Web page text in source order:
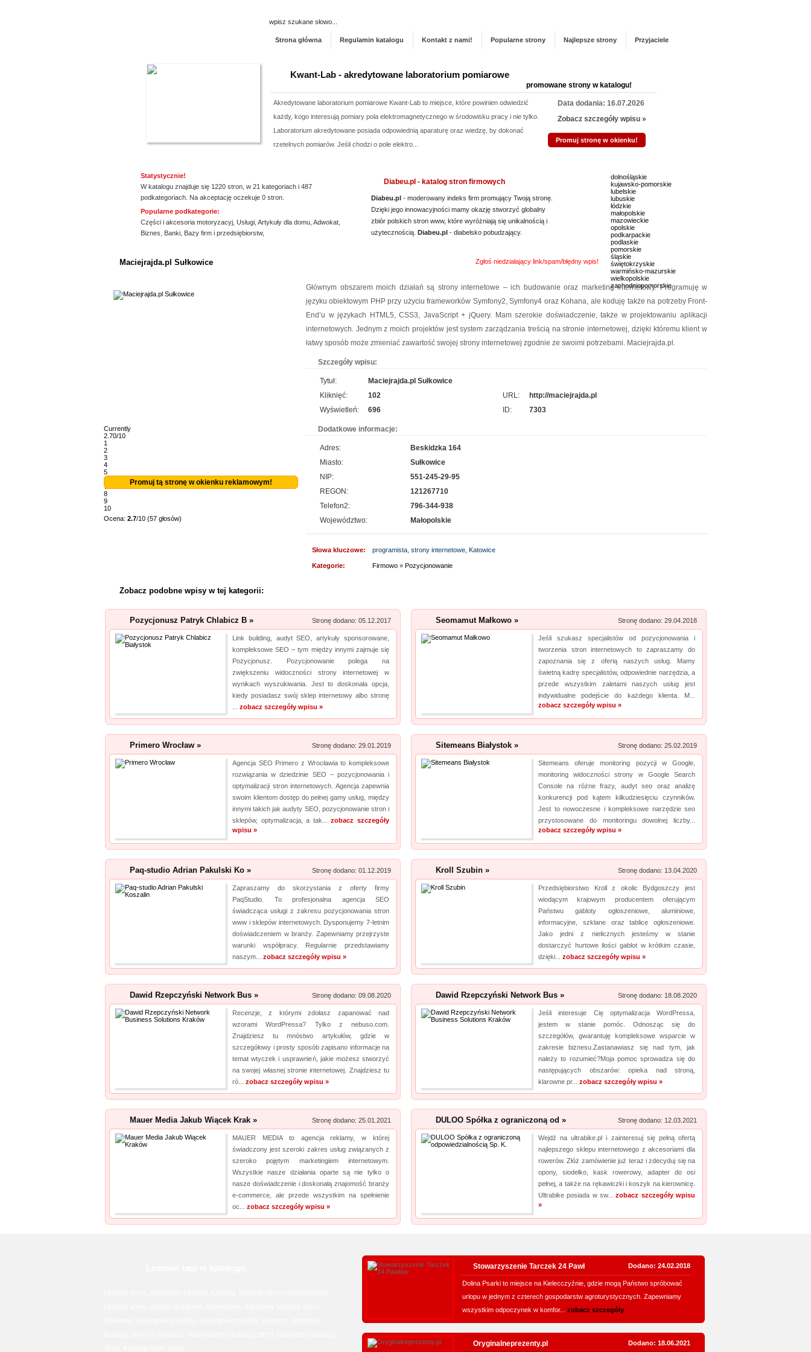
Strona główna Regulamin katalogu Kontakt z nami! Popularne strony Najlepsze strony Przyjaciele
Kwant-Lab - akredytowane laboratorium pomiarowe
promowane strony w katalogu!
Akredytowane laboratorium pomiarowe Kwant-Lab to miejsce, które powinien odwiedzić
każdy, kogo interesują pomiary pola elektromagnetycznego w środowisku pracy i nie tylko.
Laboratorium akredytowane posiada odpowiednią aparaturę oraz wiedzę, by dokonać
rzetelnych pomiarów. Jeśli chodzi o pole elektro...
Data dodania: 16.07.2026
Zobacz szczegóły wpisu »
Promuj stronę w okienku!
Sklep lema24. pl funkcjonuje jako sklep detaliczny oraz hurtownia sukienek i innych
rodzajów odzieży. Oferta jest nieustannie poszerzana o nowe modele. Jest to zarówno
odzież damska xxl, jak i rozmiary mniejsze. Każda kobieta znajdzie dla siebie eleganckie
sukienki xxl, jak i wygodny komplet dresowy...
Data dodania: 22.07.2026
Zobacz szczegóły wpisu »
Promuj stronę w okienku!
promowane strony w katalogu!
Prowadzony przez nas sklep metalowy Łódź wyróżnia się obszerną listą produktów,
przydatnych tak samo w domu, jak i na zewnątrz. Nasza propozycja obejmuje m. in.
wytrzymałe wkręty Łódź oraz oryginalnie wyglądające met...
Data dodania: 16.07.2026
Zobacz szczegóły wpisu »
Promuj stronę w okienku!
Producent opakowań foliowych promowane strony w katalogu!
Szukasz godnego zaufania dostawcy akcesoriów do pakowania? jak najszybciej przejrzyj
Promuj stronę w okienku!
Szpital Specjalista
Szpital Specjalista, to placówka na najwyższym poziomie. Działają tam zarówno poradnie,
jak i oddział szpitalny. Wykonuje się tam usuwanie prostaty laserem, a także laserowe
usuwanie kamieni nerkowych. Jak więc widać, operacja laserowa jest powszechna. Daje
to pacjentom możliwość szybkiego powrotu d...
Aermec serwis urządzeń
Jesteśmy firmą oferującą innowacyjne urządzenia dla systemów chłodzenia. Obsługujemy
też serwis urządzeń Climaveneta i innych marek. Reprezentujący nas pracownicy to
wykwalifikowani fachowcy, posiadający wszystkie istotne informacje na temat urządzeń
Data dodania: 07.07.2026
Szukasz przykuwających uwagę gadżetów promocyjnych, typu podkładka pod mysz?
Niezwłocznie zapoznaj się z naszą ofertą. Wytwarzamy podkładki pod myszki dla graczy,
a jeżeli tym czego szukasz jest kalendarz podkładka pod mysz, również ją u nas
znajdziesz. Nasze artykuły zrobione są z najlepszej jakośc...
Data dodania: 03.07.2026
Zobacz szczegóły wpisu »
Promuj stronę w okienku!
Archiwizacja dokumentacji medycznej promowane strony w katalogu!
Oferujemy zgłaszającym się do nas zleceniodawcom kompleksowe usługi archiwizacyjne.
Dzięki nam Twoje biuro zyska więcej wolnego miejsca. Archiwizacja dokumentów
księgowych to nasza specjalność, a ochrona poufnych informacji jest naszym kluczowym
wyzwaniem. Podejmiemy się również zadania, jakim jest ...
Data dodania: 20.07.2026
Zobacz szczegóły wpisu »
Promuj stronę w okienku!
HYDRO-PLAN Maków Mazowiecki promowane strony w katalogu!
Niedopełnienie uzyskania tego pozwolenia może wywołać poważne skutki prawne. Firma
Hydro-Plan pomaga takowe uzyskać, przygotowując operaty wodnoprawne. Są one
Data dodania: 29.06.2026
Zobacz szczegóły wpisu »
Promuj stronę w okienku!
Rehabilitacja niemowląt Bielsko Biała promowane strony w katalogu!
Mikropolaryzacja mózgu, to jedna z terapii, która pozwala osiągać efekty w walce o powrót
do pełnej sprawności dziecka. Mikropolaryzacja jest bezbolesna i nieinwazyjna. Wykonuje
ją Ośrodek Intensywnej Rehabilitacji Dzieci Michałkowo. Oczywiście poza tym
wdrażanych jest wiele innych terapii dopasowan...
Data dodania: 13.07.2026
Zobacz szczegóły wpisu »
Promuj stronę w okienku!
dolnośląskie
kujawsko-pomorskie
lubelskie
lubuskie
łódzkie
małopolskie
mazowieckie
opolskie
podkarpackie
podlaskie
pomorskie
śląskie
świętokrzyskie
warmińsko-mazurskie
wielkopolskie
zachodniopomorskie
Diabeu.pl - katalog stron firmowych
Diabeu.pl - moderowany indeks firm promujący Twoją stronę.
Dzięki jego innowacyjności mamy okazję stworzyć globalny
zbiór polskich stron www, które wyróżniają się unikalnością i
użytecznością. Diabeu.pl - diabelsko pobudzający.
Statystycznie!
W katalogu znajduje się 1220 stron, w 21 kategoriach i 487
podkategoriach. Na akceptację oczekuje 0 stron.
Popularne podkategorie:
Części i akcesoria motoryzacyj Usługi Artykuły dla domu Adwokat
Biznes
Banki Bazy firm i przedsiębiorstw,
Maciejrajda.pl Sułkowice Zgłoś niedziałający link/spam/błędny wpis!
Currently
2.70/10
1
2
3
4
5
6
7
8
9
10
Ocena: 2.7/10 (57 głosów)
Promuj tą stronę w okienku reklamowym!
Głównym obszarem moich działań są strony internetowe – ich budowanie oraz marketing internetowy. Programuję w
języku obiektowym PHP przy użyciu frameworków Symfony2, Symfony4 oraz Kohana, ale koduję także na potrzeby Front-
End’u w językach HTML5, CSS3, JavaScript + jQuery. Mam szerokie doświadczenie, także w projektowaniu aplikacji
internetowych. Jednym z moich projektów jest system zarządzania treścią na stronie internetowej, dzięki któremu klient w
łatwy sposób może zmieniać zawartość swojej strony internetowej zgodnie ze swoimi potrzebami. Maciejrajda.pl.
Szczegóły wpisu:
Tytuł:
Maciejrajda.pl Sułkowice
Kliknięć:
102 URL:
http://maciejrajda.pl
Wyświetleń:
696 ID: 7303
Dodatkowe informacje:
Adres:
Beskidzka 164
Miasto:
Sułkowice
NIP:
551-245-29-95
REGON:
121267710
Telefon2:
796-344-938
Województwo:
Małopolskie
Słowa kluczowe: programista, strony internetowe, Katowice
Kategorie: Firmowo » Pozycjonowanie
Zobacz podobne wpisy w tej kategorii:
Pozycjonusz Patryk Chlabicz B » Stronę dodano: 05.12.2017
Link building, audyt SEO, artykuły sponsorowane,
kompleksowe SEO – tym między innymi zajmuje się
Pozycjonusz. Pozycjonowanie polega na
zwiększeniu widoczności strony internetowej w
wynikach wyszukiwania. Jest to doskonała opcja,
kiedy posiadasz swój sklep internetowy albo stronę
zobacz szczegóły wpisu »
Seomamut Małkowo » Stronę dodano: 29.04.2018
Jeśli szukasz specjalistów od pozycjonowania i
tworzenia stron internetowych to zapraszamy do
zapoznania się z ofertą naszych usług. Mamy
świetną kadrę specjalistów, odpowiednie narzędzia, a
przede wszystkim zaletami naszych usług jest
indywidualne podejście do każdego klienta. M...
zobacz szczegóły wpisu »
Primero Wrocław » Stronę dodano: 29.01.2019
Agencja SEO Primero z Wrocławia to kompleksowe
rozwiązania w dziedzinie SEO – pozycjonowania i
optymalizacji stron internetowych. Agencja zapewnia
swoim klientom dostęp do pełnej gamy usług, między
innymi takich jak audyty SEO, pozycjonowanie stron i
sklepów, optymalizacja, a tak...zobacz szczegóły
wpisu »
Sitemeans Białystok » Stronę dodano: 25.02.2019
Sitemeans oferuje monitoring pozycji w Google,
monitoring widoczności strony w Google Search
Console na różne frazy, audyt seo oraz analizę
konkurencji pod kątem kilkudziesięciu czynników.
Jest to nowoczesne i kompleksowe narzędzie seo
przystosowane do monitoringu dowolnej liczby...
zobacz szczegóły wpisu »
Paq-studio Adrian Pakulski Ko » Stronę dodano: 01.12.2019
Zapraszamy do skorzystania z oferty firmy
PaqStudio. To profesjonalna agencja SEO
świadcząca usługi z zakresu pozycjonowania stron
www i sklepów internetowych. Dysponujemy 7-letnim
doświadczeniem w branży. Zapewniamy przejrzyste
warunki współpracy. Regularnie przedstawiamy
naszym... zobacz szczegóły wpisu »
Kroll Szubin » Stronę dodano: 13.04.2020
Przedsiębiorstwo Kroll z okolic Bydgoszczy jest
wiodącym krajowym producentem oferującym
Państwu gabloty ogłoszeniowe, aluminiowe,
informacyjne, szklane oraz tablice ogłoszeniowe.
Jako jedni z nielicznych jesteśmy w stanie
dostarczyć hurtowe ilości gablot w krótkim czasie,
dzięki... zobacz szczegóły wpisu »
Dawid Rzepczyński Network Bus » Stronę dodano: 09.08.2020
Recenzje, z którymi zdołasz zapanować nad
wzorami WordPressa? Tylko z nebuso.com.
Znajdziesz tu mnóstwo artykułów, gdzie w
szczegółowy i prosty sposób zapisano informacje na
temat wtyczek i usprawnień, jakie możesz stworzyć
na swojej własnej stronie internetowej. Znajdziesz tu
ró... zobacz szczegóły wpisu »
Dawid Rzepczyński Network Bus » Stronę dodano: 18.08.2020
Jeśli interesuje Cię optymalizacja WordPressa,
jestem w stanie pomóc. Odnosząc się do
szczegółów, gwarantuję kompleksowe wsparcie w
zakresie biznesu.Zastanawiasz się nad tym, jak
należy to rozumieć?Moja pomoc sprowadza się do
następujących obszarów: opieka nad stroną,
klarowne pr... zobacz szczegóły wpisu »
Mauer Media Jakub Wiącek Krak » Stronę dodano: 25.01.2021
MAUER MEDIA to agencja reklamy, w której
świadczony jest szeroki zakres usług związanych z
szeroko pojętym marketingiem internetowym.
Wszystkie nasze działania oparte są nie tylko o
nasze doświadczenie i doskonałą znajomość branży
e-commerce, ale przede wszystkim na spełnienie
oc... zobacz szczegóły wpisu »
DULOO Spółka z ograniczoną od » Stronę dodano: 12.03.2021
Wejdź na ultrabike.pl i zainteresuj się pełną ofertą
najlepszego sklepu internetowego z akcesoriami dla
rowerów. Złóż zamówienie już teraz i zdecyduj się na
opony, siodełko, kask rowerowy, adapter do osi
pełnej, a także na rękawiczki i koszyk na kierownicę.
Ultrabike posiada w sw...zobacz szczegóły wpisu
»
Stowarzyszenie Tarczek 24 Pawł Dodano: 24.02.2018
Dolina Psarki to miejsce na Kielecczyźnie, gdzie mogą Państwo spróbować
urlopu w jednym z czterech gospodarstw agroturystycznych. Zapewniamy
wszystkim odpoczynek w komfor... zobacz szczegóły
Oryginalneprezenty.pl Dodano: 18.06.2021